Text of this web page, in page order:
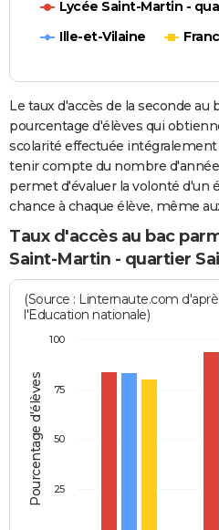
Lycée Saint-Martin -
Ille-et-Vilaine
Le taux d'accès de la seconde au
pourcentage d'élèves qui
scolarité effectuée intégralement
tenir compte du nombre
permet d'évaluer la volonté d'un
chance à chaque élève, même
Taux d'accès au bac
Saint-Martin - quartier
Pourcentage d'élèves
(Source : Linternaute.com
l'Education nationale)
25
50
75
100